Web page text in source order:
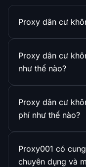
Proxy dân cư
Proxy dân cư
như thế nào?
Proxy dân cư
phí như thế nào?
Proxy001 có
chuyên dụng và